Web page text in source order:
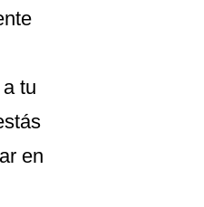
tu
en